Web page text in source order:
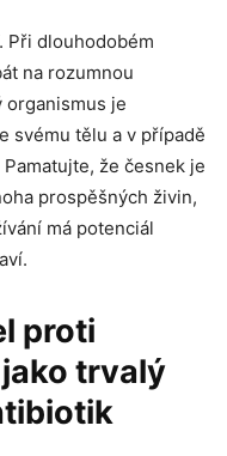
Při dlouhodobém
na rozumnou
organismus‍ je
svému tělu a​ v případě
⁤že česnek ‍je
prospěšných⁤ živin,
má potenciál
proti
trvalý